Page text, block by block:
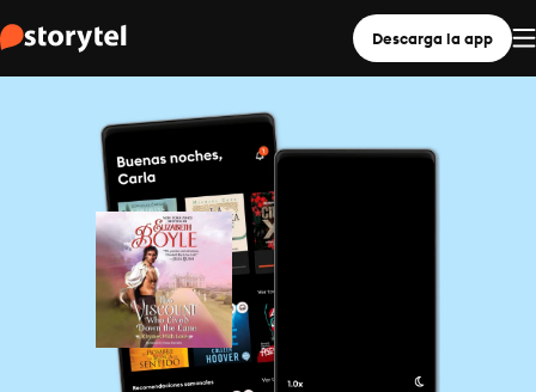
Descarga la app